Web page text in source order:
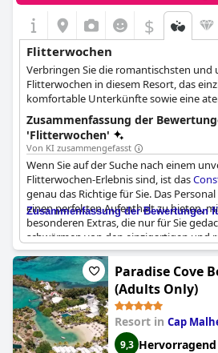
$
Flitterwochen
Verbringen Sie die romantischsten und
Flitterwochen in diesem Resort, das
komfortable Unterkünfte sowie eine
direkt am Strand bietet.
Zusammenfassung der
'Flitterwochen'
Von KI zusammengefasst
Wenn Sie auf der Suche nach einem
Flitterwochen-Erlebnis sind, ist das
genau das Richtige für Sie. Das
einen perfekten Aufenthalt zu bieten,
besonderen Extras, die nur für Sie
schwärmen von den einzigartigen und
die einen atemberaubenden Blick auf
natürliche Fischreservat bieten. Die
Flitterwöchner ist wirklich zauberhaft
Sie werden mit wunderbaren
Aufenthalt abreisen, der alle
ideale Ziel für Paare, die einen
romantischen Urlaub verbringen
Zusammenfassung der Bewertungen
Paradise Cove
(Adults Only)
Resort in Cap
9,3 Hervorragend